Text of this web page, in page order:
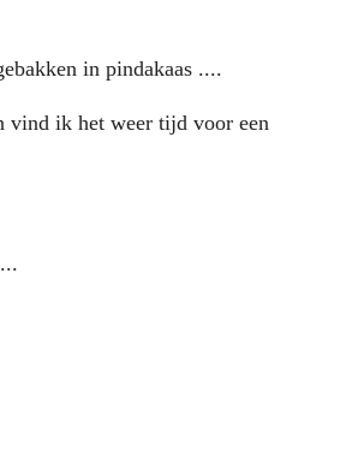
in pindakaas ....
vind ik het weer tijd voor een